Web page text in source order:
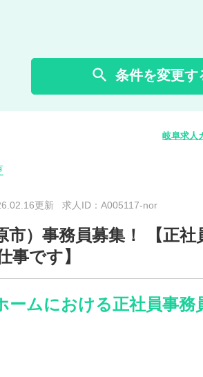
 条件を変更す
岐阜求人
更新 求人ID：A005117-nor
市）事務員募集！ 【正
事です】
ームにおける正社員事務